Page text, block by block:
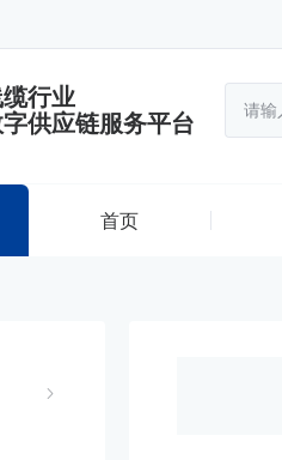
行业
供应链服务平台
首页